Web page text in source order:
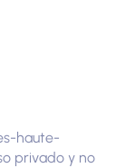
haute-
privado y no